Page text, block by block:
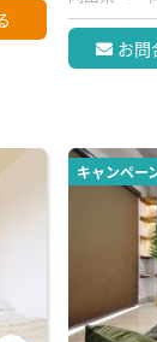
お問
キャンペー